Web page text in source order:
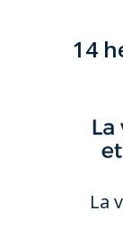
14
La